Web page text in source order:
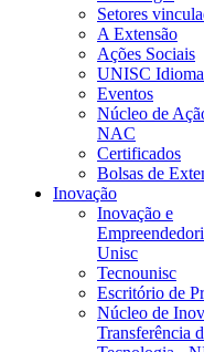
Setores
A Extensão
Ações Sociais
UNISC
Eventos
Núcleo de
NAC
Certificados
Bolsas de
Inovação
Inovação e
Unisc
Tecnounisc
Escritório de
Núcleo de
Transferência